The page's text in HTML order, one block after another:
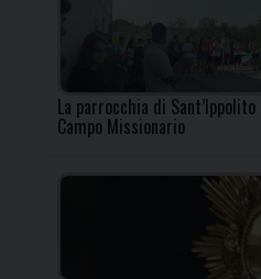
La parrocchia di
Campo Missionario